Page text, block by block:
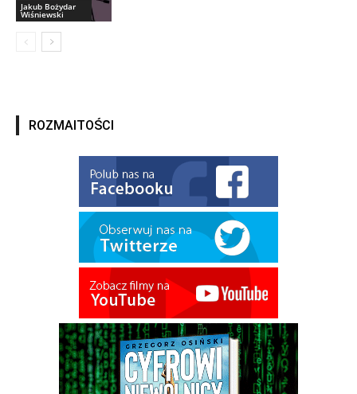
Jakub Bożydar
Wiśniewski
ROZMAITOŚCI